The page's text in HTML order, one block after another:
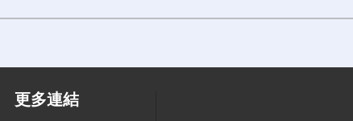
更多連結